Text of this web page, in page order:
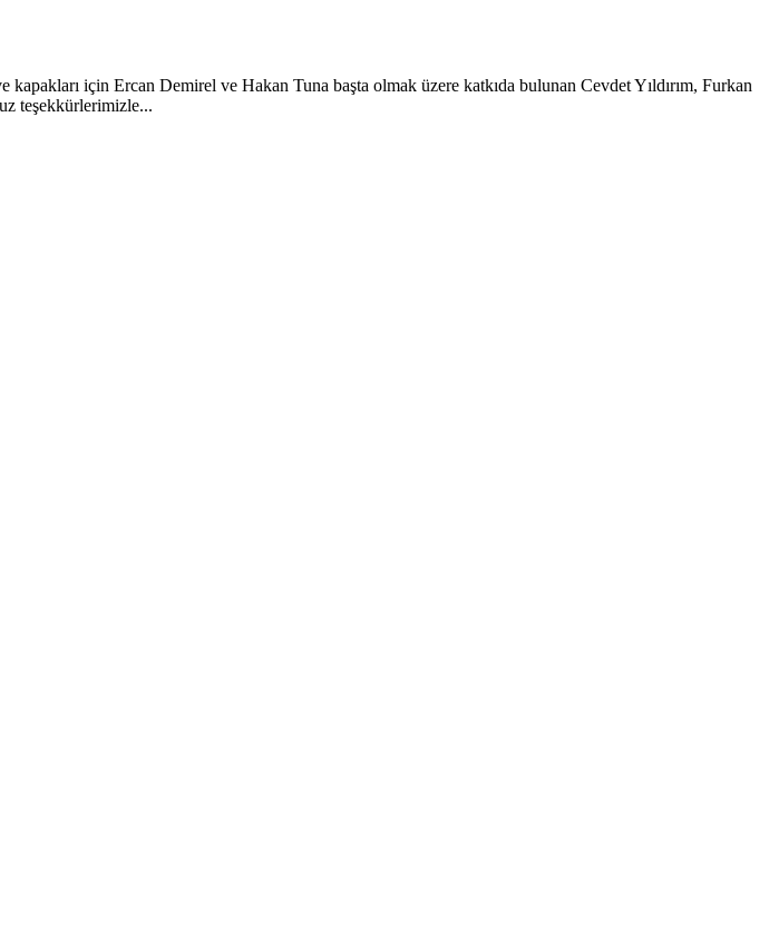
kapakları için Ercan Demirel ve Hakan Tuna başta olmak üzere katkıda bulunan Cevdet Yıldırım, Furkan
teşekkürlerimizle...